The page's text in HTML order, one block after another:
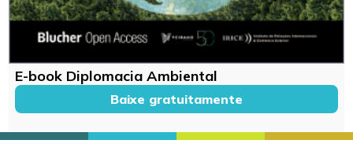
E-book Diplomacia Ambiental
Baixe gratuitamente